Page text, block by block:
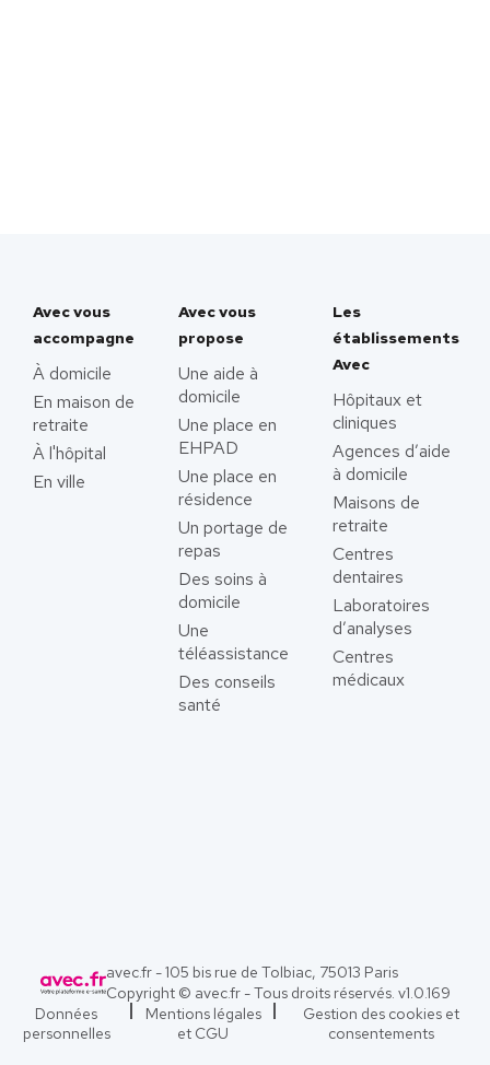
Avec vous
accompagne
À domicile
En maison de
retraite
À l'hôpital
En ville
Avec vous
propose
Une aide à
domicile
Une place en
EHPAD
Une place en
résidence
Un portage de
repas
Des soins à
domicile
Une
téléassistance
Des conseils
santé
Les
établissements
Avec
Hôpitaux et
cliniques
Agences d’aide
à domicile
Maisons de
retraite
Centres
dentaires
Laboratoires
d’analyses
Centres
médicaux
avec.fr - 105 bis rue de Tolbiac, 75013 Paris
Copyright © avec.fr - Tous droits réservés. v1.0.169
Données
personnelles
Mentions légales
et CGU
Gestion des cookies et
consentements